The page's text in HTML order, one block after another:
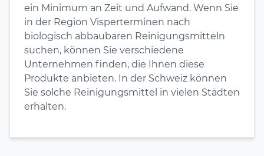
ein Minimum an Zeit und Aufwand. Wenn Sie
in der Region Visperterminen nach
biologisch abbaubaren Reinigungsmitteln
suchen, können Sie verschiedene
Unternehmen finden, die Ihnen diese
Produkte anbieten. In der Schweiz können
Sie solche Reinigungsmittel in vielen Städten
erhalten.